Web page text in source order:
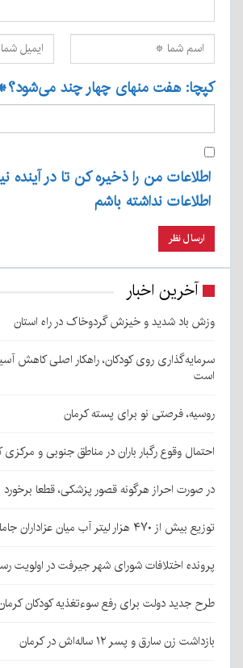
کپچا: هفت منهای چهار چند می‌شود؟
اطلاعات من را ذخیره کن تا در آینده
اطلاعات نداشته باشم
آخرین اخبار
وزش باد شدید و خیزش گردوخاک در راه استان
سرمایه‌گذاری روی کودکان، راهکار اصلی کاهش
است
روسیه، فرصتی نو برای پسته کرمان
احتمال وقوع رگبار باران در مناطق جنوبی و مرکزی
در صورت احراز هرگونه قصور پزشکی، قطعا
توزیع بیش از ۴۷۰ هزار لیتر آب میان عزاداران جامانده اربعین در کرمان
پرونده اختلافات شورای شهر جیرفت در اولویت
طرح جدید دولت برای رفع سوءتغذیه کودکان
بازداشت زن سارق و پسر ۱۲ ساله‌اش در کرمان